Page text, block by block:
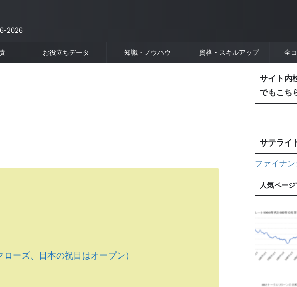
2026
お役立ちデータ 知識・ノウハウ 資格・スキルアップ 全
ーズ、日本の祝日はオープン）
サイト内
でもこち
サテライ
ファイナ
人気ペー